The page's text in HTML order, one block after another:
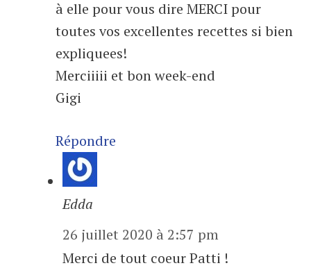
à elle pour vous dire MERCI pour
toutes vos excellentes recettes si bien
expliquees!
Merciiiii et bon week-end
Gigi
Répondre
Edda
26 juillet 2020 à 2:57 pm
Merci de tout coeur Patti !